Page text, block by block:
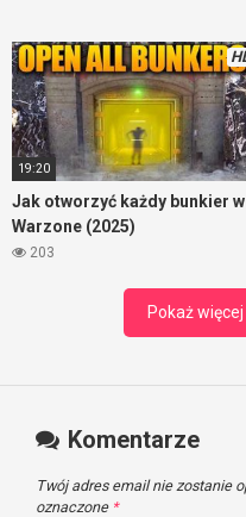
19:20
Jak otworzyć każdy bunkier w
Warzone (2025)
203
Pokaż
Komentarze
Twój adres email nie zostanie
oznaczone *